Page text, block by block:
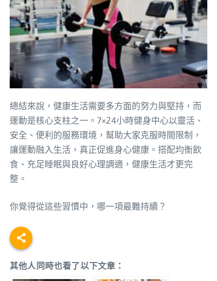
總結來說，健康生活需要多方面的努力與堅持，而
運動是核心支柱之一。7×24小時健身中心以靈活、
安全、便利的服務環境，幫助大家克服時間限制，
讓運動融入生活，真正促進身心健康。搭配均衡飲
食、充足睡眠與良好心理調適，健康生活才更完
整。
你覺得從這些習慣中，哪一項最難持續？
其他人同時也看了以下文章：